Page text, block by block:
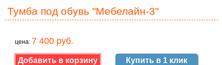
Тумба под обувь "Мебелайн-3"
цена: 7 400 руб.
Купить в 1 клик